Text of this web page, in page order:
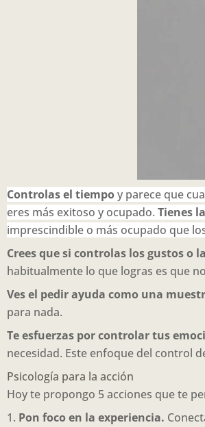
Controlas el tiempoy parece que
eres más exitoso y ocupado. Tienes
imprescindible o más ocupado que
Crees que si controlas los gustos o
habitualmente lo que logras es que
Ves el pedir ayuda como una
para nada.
Te esfuerzas por controlar tus
necesidad. Este enfoque del control
Psicología para la acción
Hoy te propongo 5 acciones que te
1. Pon foco en la experiencia.